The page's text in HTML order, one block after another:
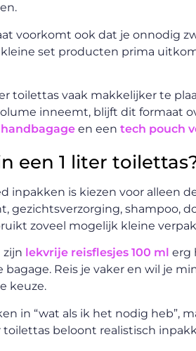
voorkomt ook dat je onnodig
set producten prima
toilettas vaak makkelijker te
inneemt, blijft dit formaat
en een tech pouch
een 1 liter
inpakken is kiezen voor alleen
gezichtsverzorging, shampoo,
zoveel mogelijk kleine
zijn lekvrije reisflesjes 100 ml erg
bagage. Reis je vaker en wil je
keuze.
in “wat als ik het nodig heb”,
toilettas beloont realistisch